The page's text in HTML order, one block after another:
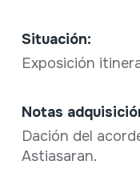
Situación:
Exposición
Notas
Dación del
Astiasaran.